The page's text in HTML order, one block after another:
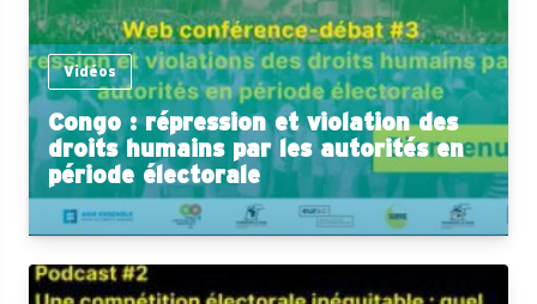
Vidéos
Congo : répression et violation des
droits humains par les autorités en
période électorale